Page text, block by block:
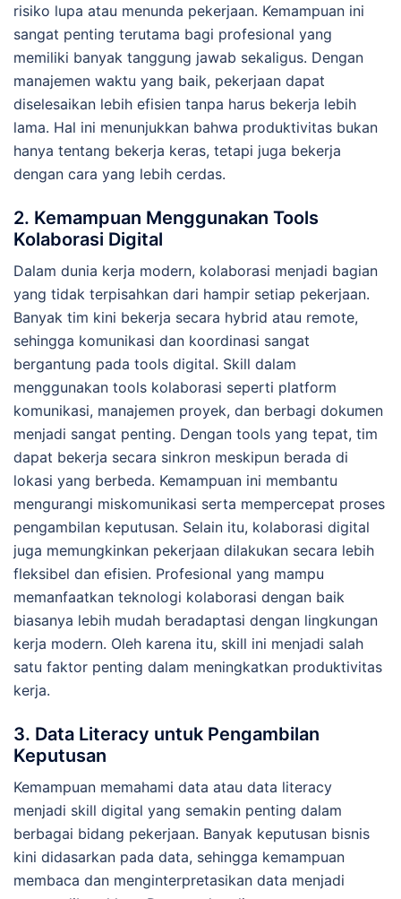
risiko lupa atau menunda pekerjaan. Kemampuan ini
sangat penting terutama bagi profesional yang
memiliki banyak tanggung jawab sekaligus. Dengan
manajemen waktu yang baik, pekerjaan dapat
diselesaikan lebih efisien tanpa harus bekerja lebih
lama. Hal ini menunjukkan bahwa produktivitas bukan
hanya tentang bekerja keras, tetapi juga bekerja
dengan cara yang lebih cerdas.
2. Kemampuan Menggunakan Tools
Kolaborasi Digital
Dalam dunia kerja modern, kolaborasi menjadi bagian
yang tidak terpisahkan dari hampir setiap pekerjaan.
Banyak tim kini bekerja secara hybrid atau remote,
sehingga komunikasi dan koordinasi sangat
bergantung pada tools digital. Skill dalam
menggunakan tools kolaborasi seperti platform
komunikasi, manajemen proyek, dan berbagi dokumen
menjadi sangat penting. Dengan tools yang tepat, tim
dapat bekerja secara sinkron meskipun berada di
lokasi yang berbeda. Kemampuan ini membantu
mengurangi miskomunikasi serta mempercepat proses
pengambilan keputusan. Selain itu, kolaborasi digital
juga memungkinkan pekerjaan dilakukan secara lebih
fleksibel dan efisien. Profesional yang mampu
memanfaatkan teknologi kolaborasi dengan baik
biasanya lebih mudah beradaptasi dengan lingkungan
kerja modern. Oleh karena itu, skill ini menjadi salah
satu faktor penting dalam meningkatkan produktivitas
kerja.
3. Data Literacy untuk Pengambilan
Keputusan
Kemampuan memahami data atau data literacy
menjadi skill digital yang semakin penting dalam
berbagai bidang pekerjaan. Banyak keputusan bisnis
kini didasarkan pada data, sehingga kemampuan
membaca dan menginterpretasikan data menjadi